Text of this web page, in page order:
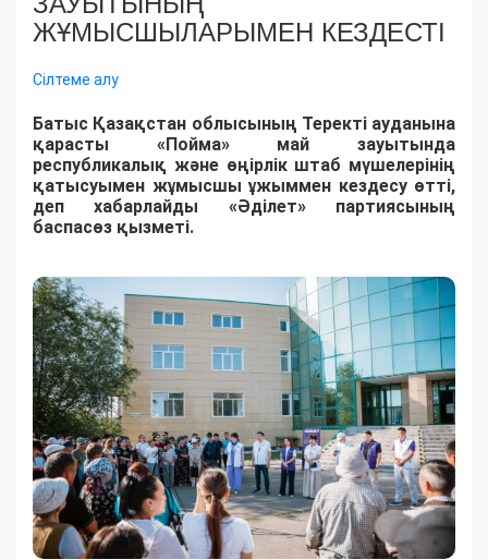
ЖҰМЫСШЫЛАРЫМЕН КЕЗДЕСТІ
Сілтеме алу
Батыс Қазақстан облысының Теректі ауданына
қарасты «Пойма» май зауытында
республикалық және өңірлік штаб мүшелерінің
қатысуымен жұмысшы ұжыммен кездесу өтті,
деп хабарлайды «Әділет» партиясының
баспасөз қызметі.